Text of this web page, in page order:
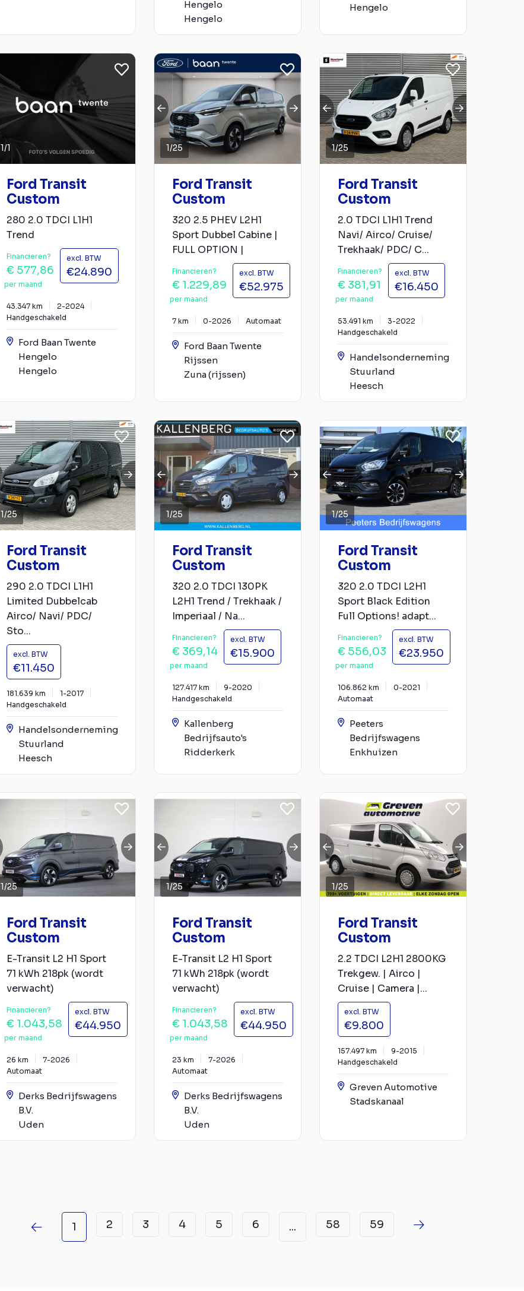
Hengelo
Hengelo
Hengelo
1/1
Ford Transit
Custom
280 2.0 TDCI L1H1
Trend
Financieren?
€ 577,86
per maand
excl. BTW
€24.890
43.347 km
2-2024
Handgeschakeld
Ford Baan Twente
Hengelo
Hengelo
1/25
Ford Transit
Custom
320 2.5 PHEV L2H1
Sport Dubbel Cabine |
FULL OPTION |
Financieren?
€ 1.229,89
per maand
excl. BTW
€52.975
7 km 0-2026 Automaat
Ford Baan Twente
Rijssen
Zuna (rijssen)
1/25
Ford Transit
Custom
2.0 TDCI L1H1 Trend
Navi/ Airco/ Cruise/
Trekhaak/ PDC/ C...
Financieren?
€ 381,91
per maand
excl. BTW
€16.450
53.491 km
3-2022
Handgeschakeld
Handelsonderneming
Stuurland
Heesch
1/25
Ford Transit
Custom
290 2.0 TDCI L1H1
Limited Dubbelcab
Airco/ Navi/ PDC/
Sto...
excl. BTW
€11.450
181.639 km
1-2017
Handgeschakeld
Handelsonderneming
Stuurland
Heesch
1/25
Ford Transit
Custom
320 2.0 TDCI 130PK
L2H1 Trend / Trekhaak /
Imperiaal / Na...
Financieren?
€ 369,14
per maand
excl. BTW
€15.900
127.417 km
9-2020
Handgeschakeld
Kallenberg
Bedrijfsauto's
Ridderkerk
1/25
Ford Transit
Custom
320 2.0 TDCI L2H1
Sport Black Edition
Full Options! adapt...
Financieren?
€ 556,03
per maand
excl. BTW
€23.950
106.862 km
0-2021
Automaat
Peeters
Bedrijfswagens
Enkhuizen
1/25
Ford Transit
Custom
E-Transit L2 H1 Sport
71 kWh 218pk (wordt
verwacht)
Financieren?
€ 1.043,58
per maand
excl. BTW
€44.950
26 km
7-2026
Automaat
Derks Bedrijfswagens
B.V.
Uden
1/25
Ford Transit
Custom
E-Transit L2 H1 Sport
71 kWh 218pk (wordt
verwacht)
Financieren?
€ 1.043,58
per maand
excl. BTW
€44.950
23 km
7-2026
Automaat
Derks Bedrijfswagens
B.V.
Uden
1/25
Ford Transit
Custom
2.2 TDCI L2H1 2800KG
Trekgew. | Airco |
Cruise | Camera |...
excl. BTW
€9.800
157.497 km
9-2015
Handgeschakeld
Greven Automotive
Stadskanaal
1 2 3 4 5 6 ... 58 59